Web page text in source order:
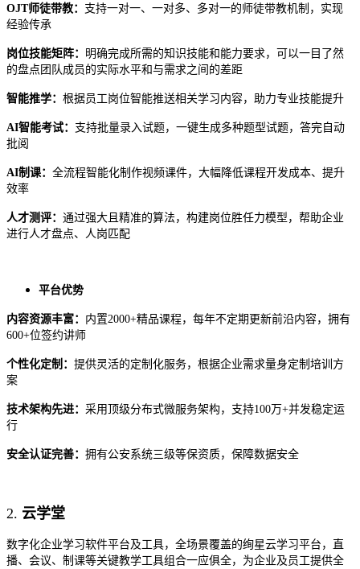
OJT师徒带教： 支持一对一、一对多、多对一的师徒带教机制，实现
经验传承
岗位技能矩阵：
明确完成所需的知识技能和能力要求，可以一目了然
的盘点团队成员的实际水平和与需求之间的差距
智能推学： 根据员工岗位智能推送相关学习内容，助力专业技能提升
AI智能考试： 支持批量录入试题，一键生成多种题型试题，答完自动
批阅
AI制课： 全流程智能化制作视频课件，大幅降低课程开发成本、提升
效率
人才测评： 通过强大且精准的算法，构建岗位胜任力模型，帮助企业
进行人才盘点、人岗匹配
平台优势
内容资源丰富： 内置2000+精品课程，每年不定期更新前沿内容，拥有
600+位签约讲师
个性化定制： 提供灵活的定制化服务，根据企业需求量身定制培训方
案
技术架构先进： 采用顶级分布式微服务架构，支持100万+并发稳定运
行
安全认证完善： 拥有公安系统三级等保资质，保障数据安全
2. 云学堂
数字化企业学习软件平台及工具，全场景覆盖的绚星云学习平台，直
播、会议、制课等关键教学工具组合一应俱全，为企业及员工提供全